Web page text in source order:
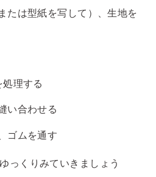
たは型紙を写して）、生地を
理する
い合わせる
ゴムを通す
っくりみていきましょう